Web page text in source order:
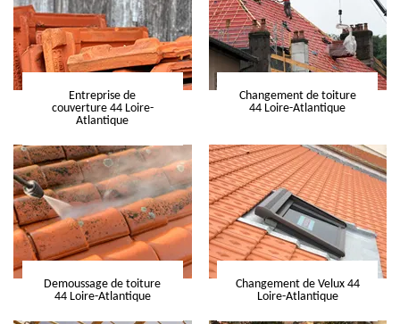
Entreprise de
couverture 44 Loire-
Atlantique
Changement de toiture
44 Loire-Atlantique
Demoussage de toiture
44 Loire-Atlantique
Changement de Velux 44
Loire-Atlantique